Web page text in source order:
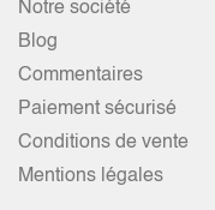
Notre société
Blog
Commentaires
Paiement sécurisé
Conditions de vente
Mentions légales